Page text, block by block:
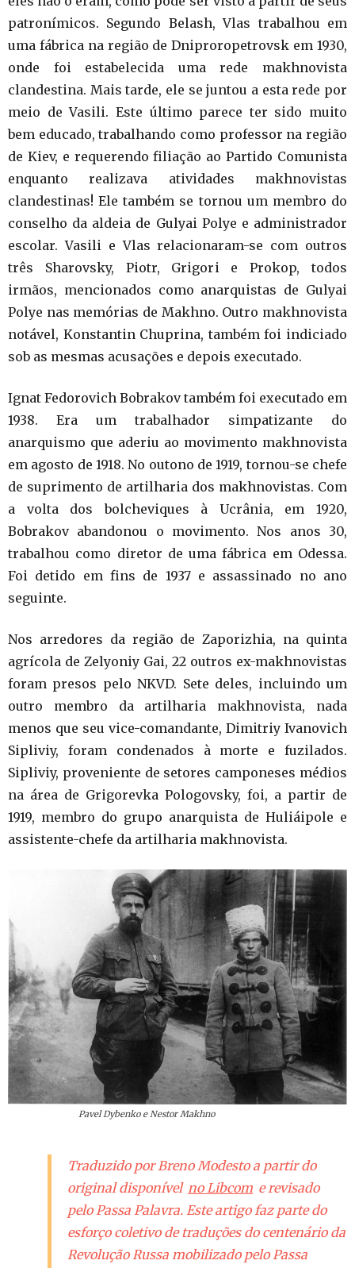
patronímicos. Segundo Belash, Vlas trabalhou em
uma fábrica na região de Dniproropetrovsk em 1930,
onde foi estabelecida uma rede makhnovista
clandestina. Mais tarde, ele se juntou a esta rede por
meio de Vasili. Este último parece ter sido muito
bem educado, trabalhando como professor na região
de Kiev, e requerendo filiação ao Partido Comunista
enquanto realizava atividades makhnovistas
clandestinas! Ele também se tornou um membro do
conselho da aldeia de Gulyai Polye e administrador
escolar. Vasili e Vlas relacionaram-se com outros
três Sharovsky, Piotr, Grigori e Prokop, todos
irmãos, mencionados como anarquistas de Gulyai
Polye nas memórias de Makhno. Outro makhnovista
notável, Konstantin Chuprina, também foi indiciado
sob as mesmas acusações e depois executado.
Ignat Fedorovich Bobrakov também foi executado em
1938. Era um trabalhador simpatizante do
anarquismo que aderiu ao movimento makhnovista
em agosto de 1918. No outono de 1919, tornou-se chefe
de suprimento de artilharia dos makhnovistas. Com
a volta dos bolcheviques à Ucrânia, em 1920,
Bobrakov abandonou o movimento. Nos anos 30,
trabalhou como diretor de uma fábrica em Odessa.
Foi detido em fins de 1937 e assassinado no ano
seguinte.
Nos arredores da região de Zaporizhia, na quinta
agrícola de Zelyoniy Gai, 22 outros ex-makhnovistas
foram presos pelo NKVD. Sete deles, incluindo um
outro membro da artilharia makhnovista, nada
menos que seu vice-comandante, Dimitriy Ivanovich
Sipliviy, foram condenados à morte e fuzilados.
Sipliviy, proveniente de setores camponeses médios
na área de Grigorevka Pologovsky, foi, a partir de
1919, membro do grupo anarquista de Huliáipole e
assistente-chefe da artilharia makhnovista.
Pavel Dybenko e Nestor Makhno
Traduzido por Breno Modesto a partir do
original disponível no Libcom e revisado
pelo Passa Palavra. Este artigo faz parte do
esforço coletivo de traduções do centenário da
Revolução Russa mobilizado pelo Passa